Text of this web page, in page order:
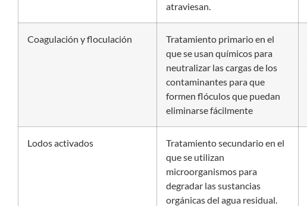
atraviesan.
Coagulación y floculación
Tratamiento primario en el
que se usan químicos para
neutralizar las cargas de los
contaminantes para que
formen flóculos que puedan
eliminarse fácilmente
Lodos activados
Tratamiento secundario en el
que se utilizan
microorganismos para
degradar las sustancias
orgánicas del agua residual.